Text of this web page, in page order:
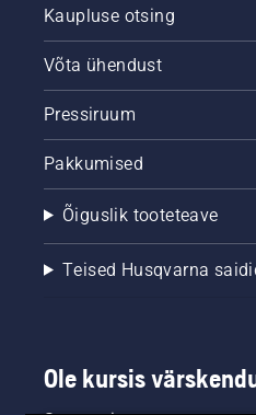
Kaupluse otsing
Võta ühendust
Pressiruum
Pakkumised
Õiguslik tooteteave
Teised Husqvarna
Ole kursis